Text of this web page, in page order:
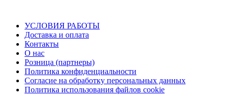
УСЛОВИЯ РАБОТЫ
Доставка и оплата
Контакты
О наc
Розница (партнеры)
Политика конфиденциальности
Согласие на обработку персональных данных
Политика использования файлов сookie